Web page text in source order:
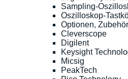
Sampling-
Oszilloskop-
Optionen, Zubehör
Cleverscope
Digilent
Keysight
Micsig
PeakTech